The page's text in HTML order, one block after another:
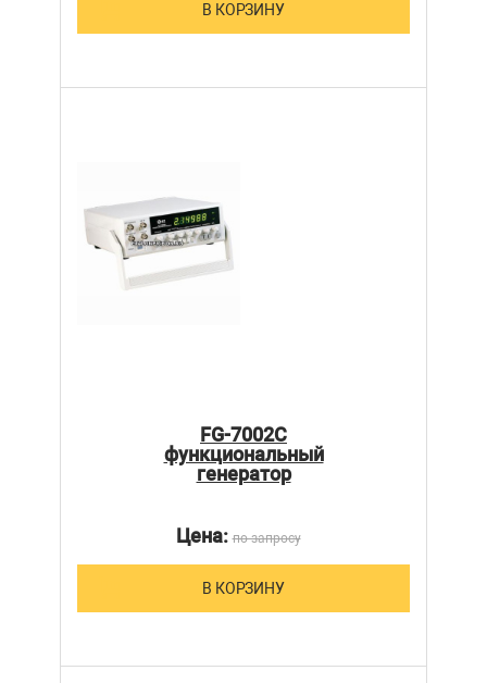
В КОРЗИНУ
FG-7002C
функциональный
генератор
Цена:по запросу
В КОРЗИНУ